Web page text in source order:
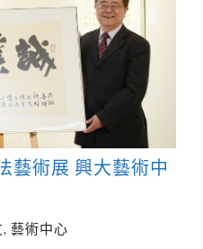
藝術展 興大藝術中
, 藝術中心